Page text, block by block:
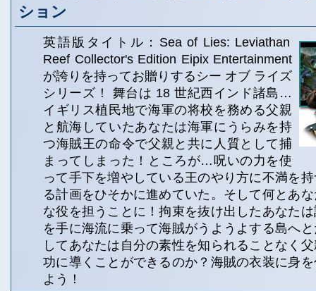
ション
英語版タイトル：Sea of Lies: Leviathan
Reef Collector's Edition Eipix Entertainment
が誇りを持ってお贈りするシー オブ ライズ
シリーズ！ 舞台は 18 世紀西インド諸島…
イギリス植民地で海軍の将校を務める父親
と航海していたあなたは海軍にうらみを持
つ海賊王の命令で父親と共に人質として捕
まってしまった！ところが…呪いの力を使
って手下を増やしている王のやり方に不満を
る計画をひそかに進めていた。そして何とあ
な役を担うことに！拘束を抜け出したあなた
を手に海流に乗って海賊がうようよする島へ
してあなたは自分の素性を知られることなく
功に導くことができるのか？海賊の衣装に身
よう！